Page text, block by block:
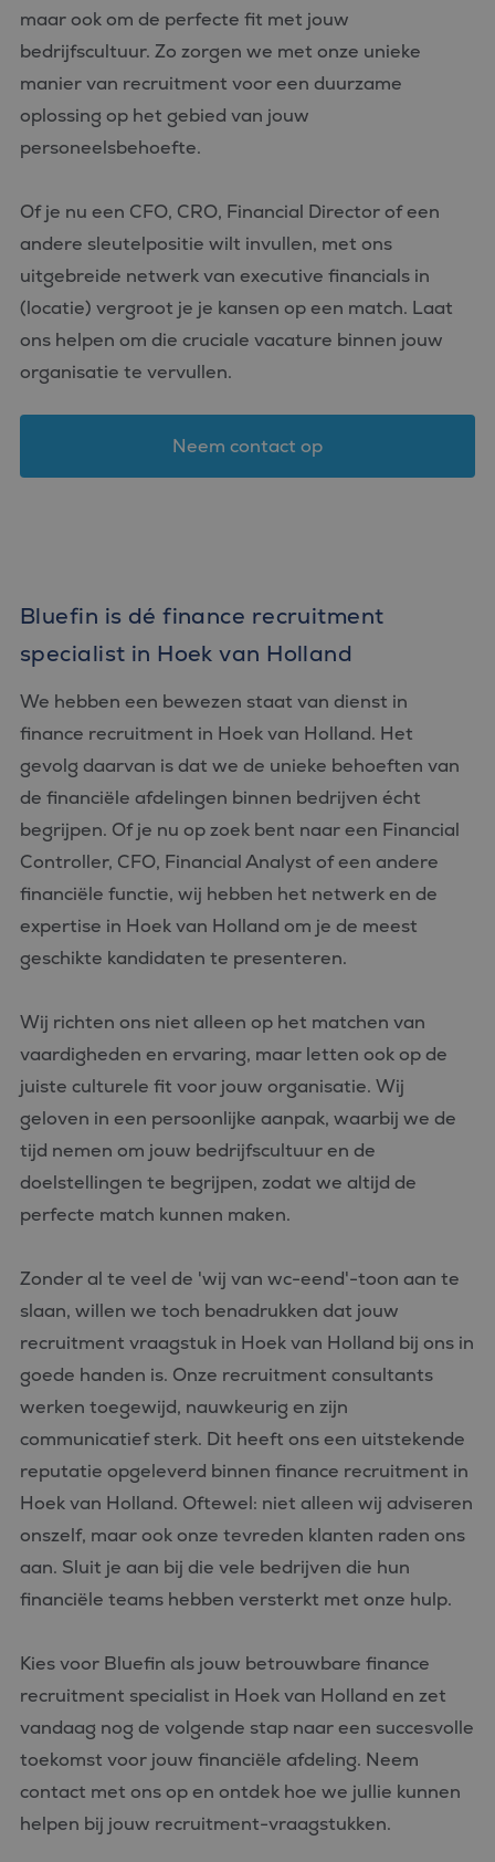
maar ook om de perfecte fit met jouw
bedrijfscultuur. Zo zorgen we met onze unieke
manier van recruitment voor een duurzame
oplossing op het gebied van jouw
personeelsbehoefte.
Of je nu een CFO, CRO, Financial Director of een
andere sleutelpositie wilt invullen, met ons
uitgebreide netwerk van executive financials in
(locatie) vergroot je je kansen op een match. Laat
ons helpen om die cruciale vacature binnen jouw
organisatie te vervullen.
Neem contact op
Bluefin is dé finance recruitment
specialist in Hoek van Holland
We hebben een bewezen staat van dienst in
finance recruitment in Hoek van Holland. Het
gevolg daarvan is dat we de unieke behoeften van
de financiële afdelingen binnen bedrijven écht
begrijpen. Of je nu op zoek bent naar een Financial
Controller, CFO, Financial Analyst of een andere
financiële functie, wij hebben het netwerk en de
expertise in Hoek van Holland om je de meest
geschikte kandidaten te presenteren.
Wij richten ons niet alleen op het matchen van
vaardigheden en ervaring, maar letten ook op de
juiste culturele fit voor jouw organisatie. Wij
geloven in een persoonlijke aanpak, waarbij we de
tijd nemen om jouw bedrijfscultuur en de
doelstellingen te begrijpen, zodat we altijd de
perfecte match kunnen maken.
Zonder al te veel de 'wij van wc-eend'-toon aan te
slaan, willen we toch benadrukken dat jouw
recruitment vraagstuk in Hoek van Holland bij ons in
goede handen is. Onze recruitment consultants
werken toegewijd, nauwkeurig en zijn
communicatief sterk. Dit heeft ons een uitstekende
reputatie opgeleverd binnen finance recruitment in
Hoek van Holland. Oftewel: niet alleen wij adviseren
onszelf, maar ook onze tevreden klanten raden ons
aan. Sluit je aan bij die vele bedrijven die hun
financiële teams hebben versterkt met onze hulp.
Kies voor Bluefin als jouw betrouwbare finance
recruitment specialist in Hoek van Holland en zet
vandaag nog de volgende stap naar een succesvolle
toekomst voor jouw financiële afdeling. Neem
contact met ons op en ontdek hoe we jullie kunnen
helpen bij jouw recruitment-vraagstukken.